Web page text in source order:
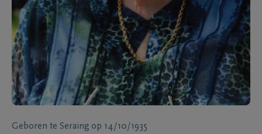
Geboren te Seraing op 14/10/1935